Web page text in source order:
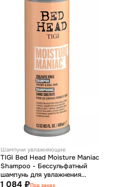
Шампуни увлажняющие
TIGI Bed Head Moisture Maniac
Shampoo - Бессульфатный
шампунь для увлажнения
сухих и тусклых волос 400 мл
1 084 ₽Под заказ